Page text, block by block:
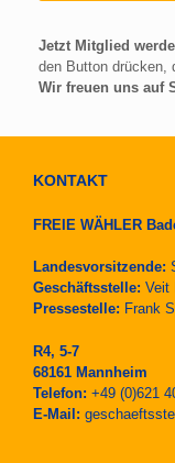
Jetzt Mitglied
den Button drücken,
Wir freuen uns auf
KONTAKT
FREIE WÄHLER
Landesvorsitzende:
Geschäftsstelle: Veit
Pressestelle: Frank
R4, 5-7
68161 Mannheim
Telefon: +49 (0)621
E-Mail: